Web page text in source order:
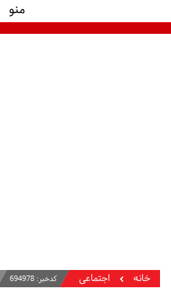
منو
خانه اجتماعی کدخبر:694978